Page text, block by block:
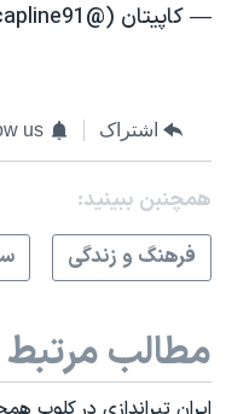
— کاپیتان (@capline91)
اشتراک us
همچنبن ببینید:
فرهنگ و زندگی
مطالب مرتبط